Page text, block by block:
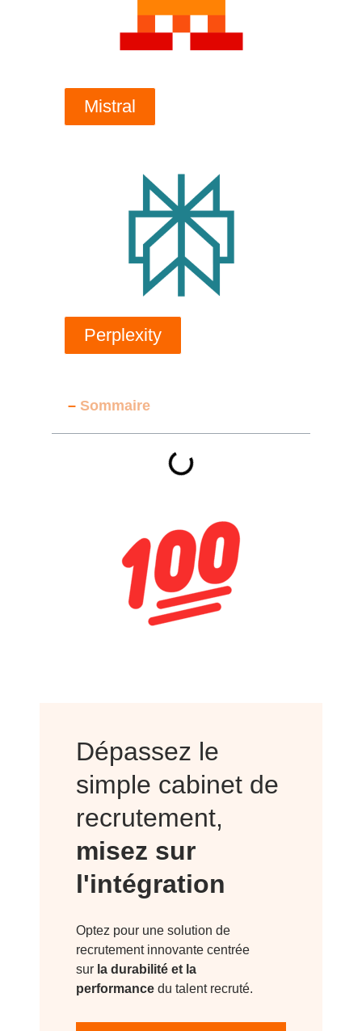
– Sommaire
Dépassez le
simple cabinet de
recrutement,
misez sur
l'intégration
Optez pour une solution de
recrutement innovante centrée
sur la durabilité et la
performance du talent recruté.
Mistral
Perplexity